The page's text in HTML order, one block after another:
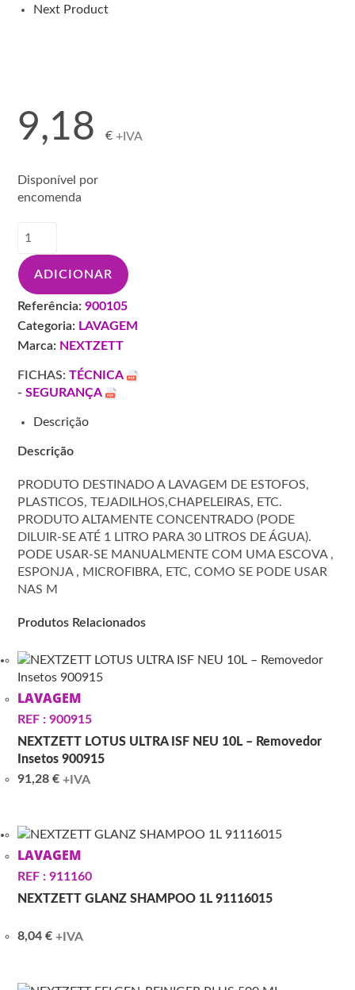
Next Product
9,18€ +IVA
Disponível por
encomenda
NEXTZETT
BLITZ
REINIGER
90010515
LAV.TECIDOS
ADICIONAR
Referência: 900105
Categoria: LAVAGEM
Marca: NEXTZETT
FICHAS:TÉCNICA
-SEGURANÇA
Descrição
Descrição
PRODUTO DESTINADO A LAVAGEM DE ESTOFOS,
PLASTICOS, TEJADILHOS,CHAPELEIRAS, ETC.
PRODUTO ALTAMENTE CONCENTRADO (PODE
DILUIR-SE ATÉ 1 LITRO PARA 30 LITROS DE ÁGUA).
PODE USAR-SE MANUALMENTE COM UMA ESCOVA ,
ESPONJA , MICROFIBRA, ETC, COMO SE PODE USAR
NAS M
Produtos Relacionados
LAVAGEM
REF : 900915
NEXTZETT LOTUS ULTRA ISF NEU 10L – Removedor
Insetos 900915
91,28€ +IVA
LAVAGEM
REF : 911160
NEXTZETT GLANZ SHAMPOO 1L 91116015
8,04€ +IVA